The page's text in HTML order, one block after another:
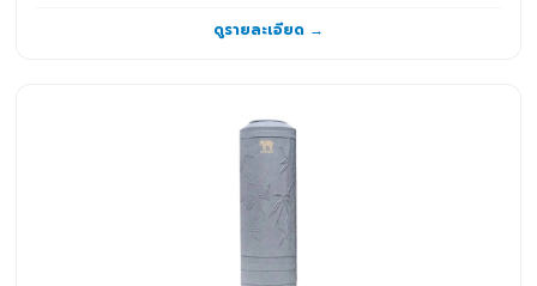
ดูรายละเอียด →